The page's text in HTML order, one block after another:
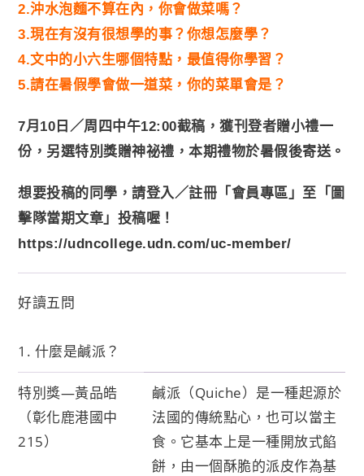
2.沖水泡麵不算在內，你會做菜嗎？
3.現在有沒有很想學的事？你想怎麼學？
4.文中的小六生哪個特點，最值得你學習？
5.請在暑假學會做一道菜，你的菜單會是？
7月10日／周四中午12:00截稿，獲刊登者贈小禮一
份，另選特別獎贈神祕禮，本期禮物於暑假後寄送。
想要投稿的同學，請登入／註冊「會員專區」至「圖
擊隊當期文章」投稿喔！
https://udncollege.udn.com/uc-member/
好讀五問
1. 什麼是鹹派？
特別獎—黃品皓
（彰化鹿港國中
215）
鹹派（Quiche）是一種起源於
法國的傳統點心，也可以當主
食。它基本上是一種開放式餡
餅，由一個酥脆的派皮作為基